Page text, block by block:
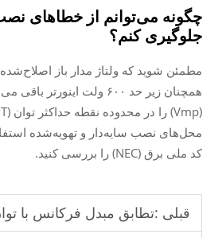
چگونه می‌توانم از خطاهای نصب
جلوگیری کنم؟
مطمئن شوید که ولتاژ مدار باز اصلاح‌شده
همچنان زیر حد ۶۰۰ ولت
محل‌های نصب سایه‌دار و تهویه‌شده
کد ملی برق (NEC) را بررسی کنید.
قبلی :تطابق مبدل فرکانس با توان